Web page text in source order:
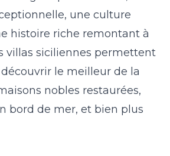
une culture
histoire riche remontant à
villas siciliennes permettent
le meilleur de la
nobles restaurées,
bord de mer, et bien plus